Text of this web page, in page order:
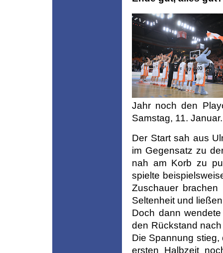
Jahr noch den
Samstag, 11. Januar.
Der Start sah aus
im Gegensatz zu
nah am Korb zu
spielte
Zuschauer
Seltenheit und
Doch dann
den Rückstand
Die Spannung
ersten Halbzeit